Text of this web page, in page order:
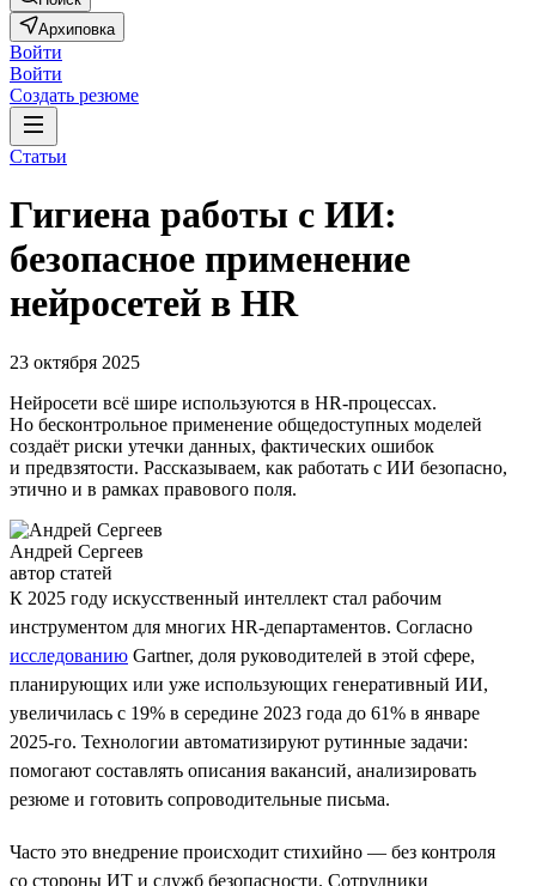
Архиповка
Войти
Войти
Создать резюме
Статьи
Гигиена работы с ИИ:
безопасное применение
нейросетей в HR
23 октября 2025
Нейросети всё шире используются в HR-процессах.
Но бесконтрольное применение общедоступных моделей
создаёт риски утечки данных, фактических ошибок
и предвзятости. Рассказываем, как работать с ИИ безопасно,
этично и в рамках правового поля.
Андрей Сергеев
автор статей
К 2025 году искусственный интеллект стал рабочим
инструментом для многих HR-департаментов. Согласно
исследованию Gartner, доля руководителей в этой сфере,
планирующих или уже использующих генеративный ИИ,
увеличилась с 19% в середине 2023 года до 61% в январе
2025-го. Технологии автоматизируют рутинные задачи:
помогают составлять описания вакансий, анализировать
резюме и готовить сопроводительные письма.
Часто это внедрение происходит стихийно — без контроля
со стороны ИТ и служб безопасности. Сотрудники